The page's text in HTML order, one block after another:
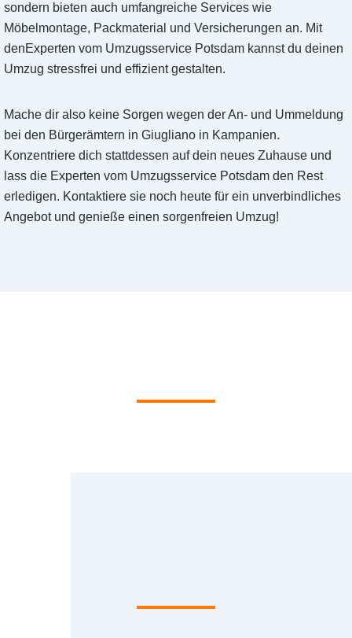
sondern bieten auch umfangreiche Services wie
Möbelmontage, Packmaterial und Versicherungen an. Mit
denExperten vom Umzugsservice Potsdam kannst du deinen
Umzug stressfrei und effizient gestalten.
Mache dir also keine Sorgen wegen der An- und Ummeldung
bei den Bürgerämtern in Giugliano in Kampanien.
Konzentriere dich stattdessen auf dein neues Zuhause und
lass die Experten vom Umzugsservice Potsdam den Rest
erledigen. Kontaktiere sie noch heute für ein unverbindliches
Angebot und genieße einen sorgenfreien Umzug!